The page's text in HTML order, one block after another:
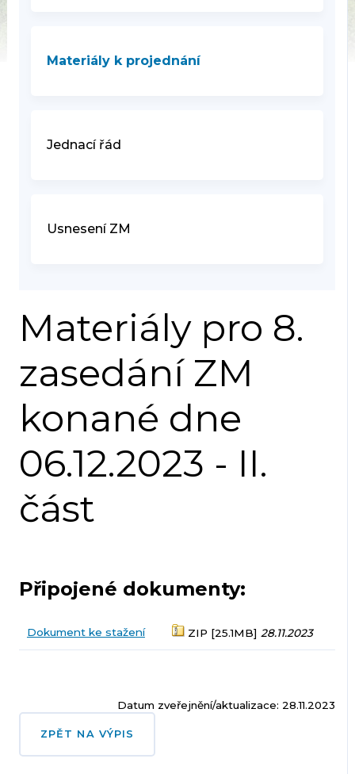
Materiály k projednání
Jednací řád
Usnesení ZM
Materiály pro 8.
zasedání ZM
konané dne
06.12.2023 - II.
část
Připojené dokumenty:
Dokument ke stažení ZIP [25.1MB] 28.11.2023
Datum zveřejnění/aktualizace: 28.11.2023
ZPĚT NA VÝPIS